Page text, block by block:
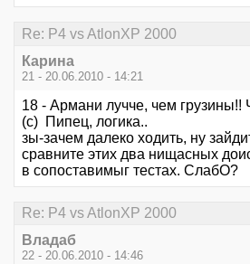
Re: P4 vs AtlonXP 2000
Карина
21 - 20.06.2010 - 14:21
18 - Армани лучче, чем грузины!!
(с) Пипец, логика..
зы-зачем далеко ходить, ну
сравните этих два нищасных
в сопоставимыг тестах. СлабО?
Re: P4 vs AtlonXP 2000
Владаб
22 - 20.06.2010 - 14:46